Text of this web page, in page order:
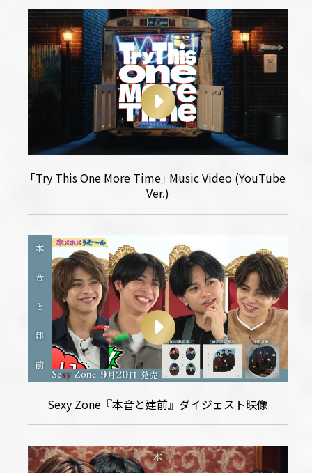
｢Try This One More Time｣ Music Video (YouTube
Ver.)
Sexy Zone『本音と建前』ダイジェスト映像